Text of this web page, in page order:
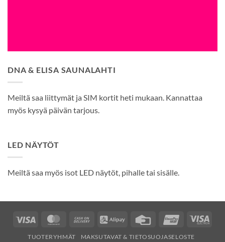
DNA & ELISA SAUNALAHTI
Meiltä saa liittymät ja SIM kortit heti mukaan. Kannattaa
myös kysyä päivän tarjous.
LED NÄYTÖT
Meiltä saa myös isot LED näytöt, pihalle tai sisälle.
Visa MasterCardCash
Alipay
Credit
UnionPayVisa
TUOTERYHMÄT
MAKSUTAVAT & TIETOSUOJASELOSTE